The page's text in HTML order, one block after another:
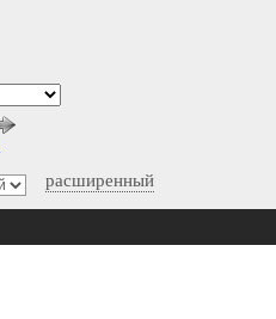
расширенный